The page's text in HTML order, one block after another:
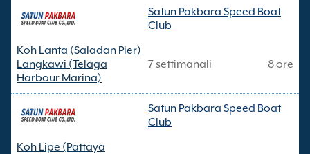
Satun Pakbara Speed Boat
Club
Koh Lanta (Saladan Pier)
Langkawi (Telaga
Harbour Marina)
7 settimanali 8 ore
Satun Pakbara Speed Boat
Club
Koh Lipe (Pattaya